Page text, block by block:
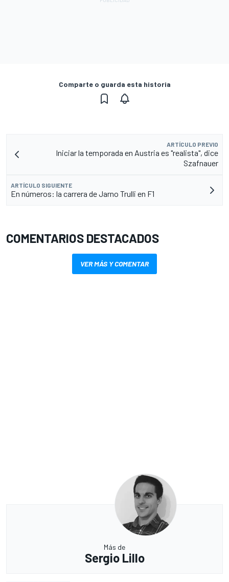
Comparte o guarda esta historia
ARTÍCULO PREVIO
Iniciar la temporada en Austria es "realista", dice
Szafnauer
ARTÍCULO SIGUIENTE
En números: la carrera de Jarno Trulli en F1
COMENTARIOS DESTACADOS
VER MÁS Y COMENTAR
Más de
Sergio Lillo